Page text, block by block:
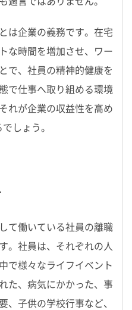
は企業の義務です。在宅
な時間を増加させ、ワー
で、社員の精神的健康を
で仕事へ取り組める環境
れが企業の収益性を高め
しょう。
て働いている社員の離職
。社員は、それぞれの人
で様々なライフイベント
た、病気にかかった、事
、子供の学校行事など、